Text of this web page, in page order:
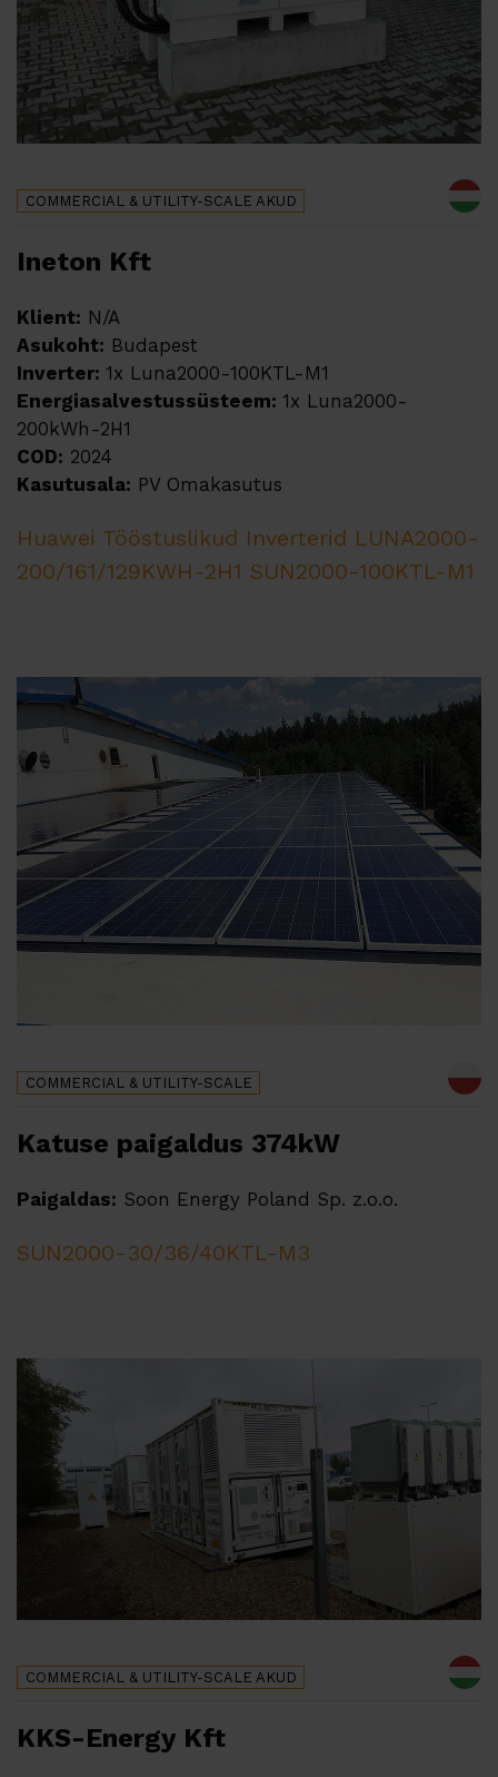
COMMERCIAL & UTILITY-SCALE AKUD
Ineton Kft
Klient: N/A
Asukoht: Budapest
Inverter: 1x Luna2000-100KTL-M1
Energiasalvestussüsteem: 1x Luna2000-
200kWh-2H1
COD: 2024
Kasutusala: PV Omakasutus
Huawei Tööstuslikud Inverterid LUNA2000-
200/161/129KWH-2H1 SUN2000-100KTL-M1
COMMERCIAL & UTILITY-SCALE
Katuse paigaldus 374kW
Paigaldas: Soon Energy Poland Sp. z.o.o.
SUN2000-30/36/40KTL-M3
COMMERCIAL & UTILITY-SCALE AKUD
KKS-Energy Kft